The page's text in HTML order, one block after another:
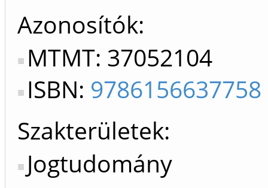
Azonosítók
MTMT: 37052104
ISBN: 9786156637758
Szakterületek:
Jogtudomány